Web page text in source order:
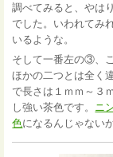
調べてみると、やはり
でした。いわれてみ
いるような。
そして一番左の③、
ほかの二つとは全く
で長さは１ｍｍ～３
し強い茶色です。
ニ
色になるんじゃない